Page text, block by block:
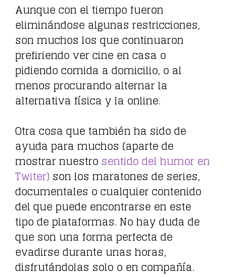
Aunque con el tiempo fueron
eliminándose algunas restricciones,
son muchos los que continuaron
prefiriendo ver cine en casa o
pidiendo comida a domicilio, o al
menos procurando alternar la
alternativa física y la online.
Otra cosa que también ha sido de
ayuda para muchos (aparte de
mostrar nuestrosentido del humor en
Twiter) son los maratones de series,
documentales o cualquier contenido
del que puede encontrarse en este
tipo de plataformas. No hay duda de
que son una forma perfecta de
evadirse durante unas horas,
disfrutándolas solo o en compañía.